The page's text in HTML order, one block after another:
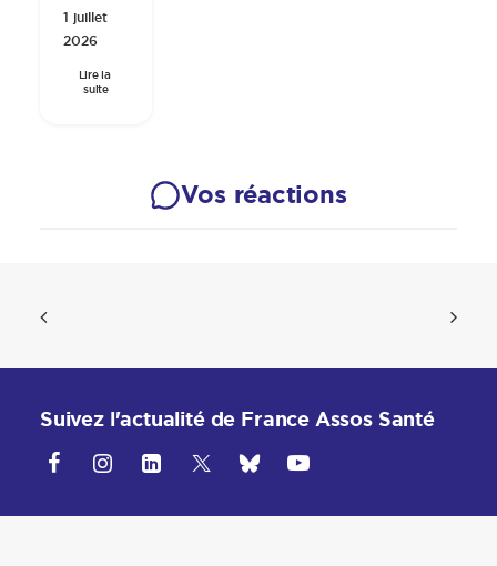
1 juillet
2026
Lire la
suite
Vos réactions
Suivez l'actualité de France Assos Santé